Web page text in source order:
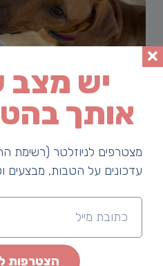
הכל על עגלות
בשנים האחרונות עגלות הקפה
יש מצב
אותך
מצטרפים לניוזלטר (רשימת
עדכונים על הטבות, מבצעים
הצטרפות